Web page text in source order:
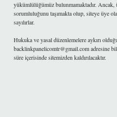
yükümlülüğümüz bulunmamaktadır. Ancak,
sorumluluğunu taşımakta olup, siteye üye
sayılırlar.
Hukuka ve yasal düzenlemelere aykırı
backlinkpanelicomtr@gmail.comadresine
süre içerisinde sitemizden kaldırılacaktır.